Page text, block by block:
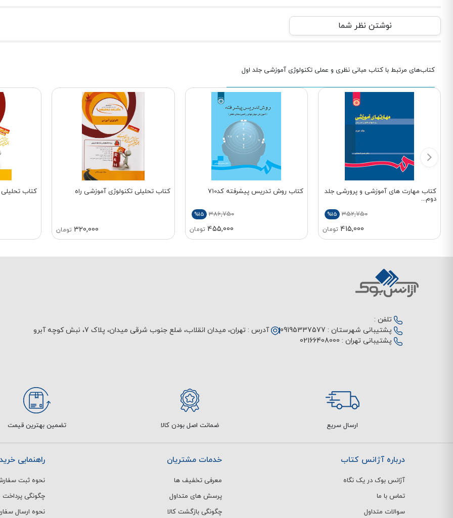
نوشتن نظر شما
کتاب‌های مرتبط با کتاب مبانی نظری و عملی تکنولوژی آموزشی جلد اول
کتاب مهارت های آموزشی و پرورشی جلد
دوم...
352,750
%15
415,000 تومان
کتاب روش تدریس پیشرفته کد710
386,750
%15
455,000 تومان
کتاب تحلیلی تکنولوژی آموزشی راه
320,000 تومان
کتاب
تلفن :
پشتیبانی شهرستان : 09195337577
پشتیبانی تهران : 02166408000
آدرس : تهران، میدان انقلاب، ضلع جنوب شرقی میدان، پلاک 7، نبش کوچه آبرو
ارسال سریع ضمانت اصل بودن کالا تضمین بهترین قیمت
درباره آژانس کتاب
آژانس بوک در یک نگاه
تماس با ما
سوالات متداول
خدمات مشتریان
معرفی تخفیف ها
پرسش های متداول
چگونگی بازگشت کالا
راهنمایی
نحوه ثبت
چگونگی پرداخت
نحوه ارسال